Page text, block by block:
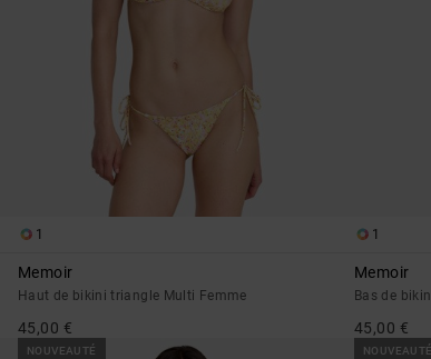
1
Memoir
Haut de bikini triangle Multi Femme
45,00 €
1
Memoir
Bas de
45,00 €
NOUVEAUTÉ NOUVEAUTÉ